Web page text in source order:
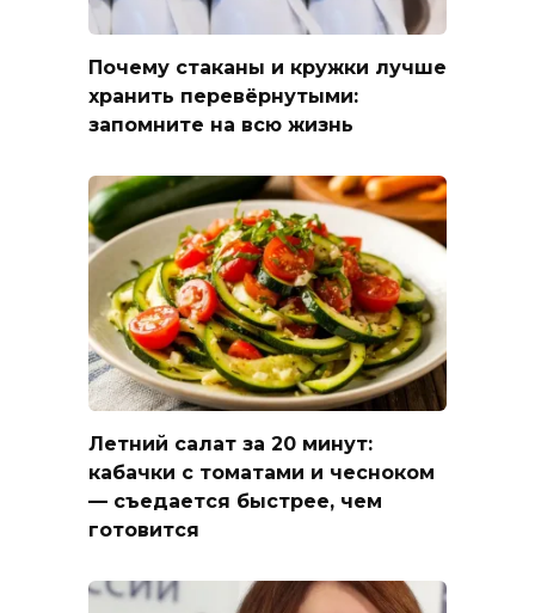
Почему стаканы и кружки лучше
хранить перевёрнутыми:
запомните на всю жизнь
Летний салат за 20 минут:
кабачки с томатами и чесноком
— съедается быстрее, чем
готовится